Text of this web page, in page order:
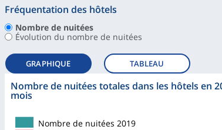
Fréquentation des hôtels
Nombre de nuitées
Évolution du nombre de nuitées
GRAPHIQUE TABLEAU
Nombre de nuitées totales dans les hôtels en
mois
Nombre de nuitées 2019